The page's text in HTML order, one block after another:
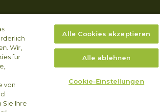
& Expertise
Arvesta
3012 Wilsele
Wir,
für
von
Sie Ihre
Alle Cookies akzeptieren
Alle ablehnen
Cookie-Einstellungen